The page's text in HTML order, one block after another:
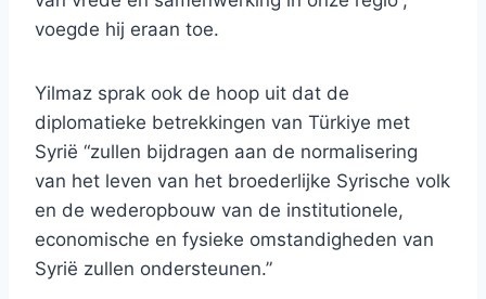
voegde hij eraan toe.
Yilmaz sprak ook de hoop uit dat de
diplomatieke betrekkingen van Türkiye met
Syrië “zullen bijdragen aan de normalisering
van het leven van het broederlijke Syrische volk
en de wederopbouw van de institutionele,
economische en fysieke omstandigheden van
Syrië zullen ondersteunen.”